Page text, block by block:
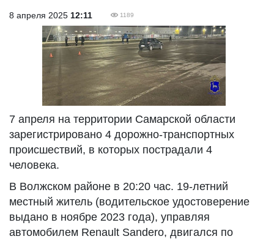
8 апреля 2025 12:11 1189
7 апреля на территории Самарской области
зарегистрировано 4 дорожно-транспортных
происшествий, в которых пострадали 4
человека.
В Волжском районе в 20:20 час. 19-летний
местный житель (водительское удостоверение
выдано в ноябре 2023 года), управляя
автомобилем Renault Sandero, двигался по